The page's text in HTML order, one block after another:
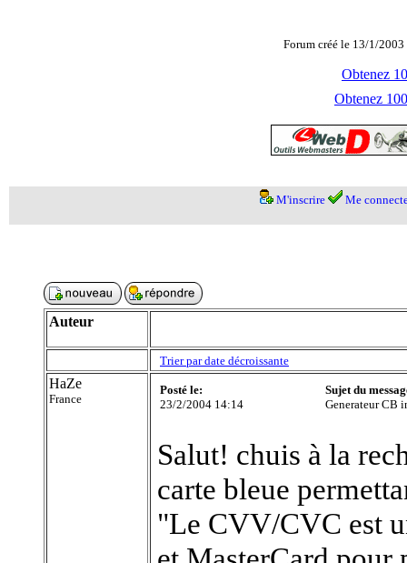
Forum créé le 13/1/
Obtenez
Obtenez
M'inscrire Me
Auteur
Trier par date décroissante
HaZe
France
Posté le:
23/2/2004 14:14
Sujet du
Generateur CB
Salut! chuis à la
carte bleue
"Le CVV/CVC est